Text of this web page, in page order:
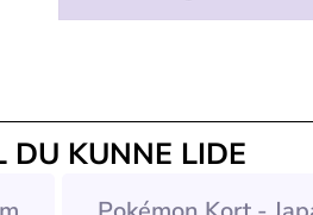
DU KUNNE LIDE